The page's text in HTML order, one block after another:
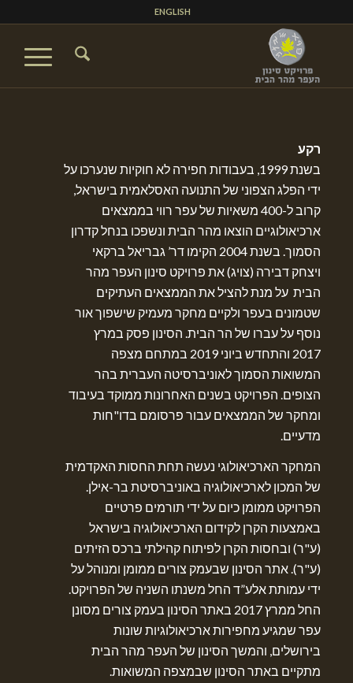
ENGLISH
רקע
בשנת 1999, בעבודות חפירה לא חוקיות שנערכו על
ידי הפלג הצפוני של התנועה האסלאמית בישראל,
קרוב ל-400 משאיות של עפר רווי בממצאים
ארכיאולוגיים הוצאו מהר הבית ונשפכו בנחל קדרון
הסמוך. בשנת 2004 הקימו דר’ גבריאל ברקאי
ויצחק דבירה (צויג) את פרויקט סינון העפר מהר
הבית על מנת להציל את הממצאים העתיקים
שטמונים בעפר ולקיים מחקר מעמיק שישפוך אור
נוסף על עברו של הר הבית. הסינון פסק במרץ
2017 והתחדש ביוני 2019 במתחם מצפה
המשואות הסמוך לאוניברסיטה העברית בהר
הצופים. הפרויקט בשנים האחרונות ממוקד בעיבוד
ומחקר של הממצאים עבור פרסומם בדו"חות
מדעיים.
המחקר הארכיאולוגי נעשה תחת החסות האקדמית
של המכון לארכיאולוגיה באוניברסיטת בר-אילן.
הפרויקט ממומן כיום על ידי תורמים פרטיים
באמצעות הקרן לקידום הארכיאולוגיה בישראל
(ע"ר) ובחסות הקרן לפיתוח קהילתי ברכס הזיתים
(ע"ר). אתר הסינון שבעמק צורים ממומן ומנוהל על
ידי עמותת אלע”ד החל משנתו השניה של הפרויקט.
החל ממרץ 2017 באתר הסינון בעמק צורים מסונן
עפר שמגיע מחפירות ארכיאולוגיות שונות
בירושלים, והמשך הסינון של העפר מהר הבית
מתקיים באתר הסינון שבמצפה המשואות.